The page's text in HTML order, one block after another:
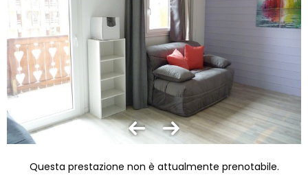
Questa prestazione non è attualmente prenotabile.